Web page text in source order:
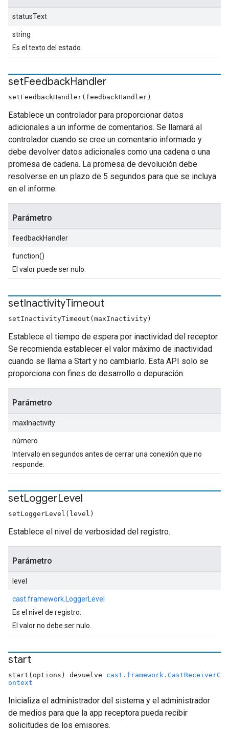
statusText
string
Es el texto del estado.
setFeedbackHandler
setFeedbackHandler(feedbackHandler)
Establece un controlador para proporcionar datos
adicionales a un informe de comentarios. Se llamará al
controlador cuando se cree un comentario informado y
debe devolver datos adicionales como una cadena o una
promesa de cadena. La promesa de devolución debe
resolverse en un plazo de 5 segundos para que se incluya
en el informe.
Parámetro
feedbackHandler
function()
El valor puede ser nulo.
setInactivityTimeout
setInactivityTimeout(maxInactivity)
Establece el tiempo de espera por inactividad del receptor.
Se recomienda establecer el valor máximo de inactividad
cuando se llama a Start y no cambiarlo. Esta API solo se
proporciona con fines de desarrollo o depuración.
Parámetro
maxInactivity
número
Intervalo en segundos antes de cerrar una conexión que no
responde.
setLoggerLevel
setLoggerLevel(level)
Establece el nivel de verbosidad del registro.
Parámetro
level
cast.framework.LoggerLevel
Es el nivel de registro.
El valor no debe ser nulo.
start
start(options) devuelve cast.framework.CastReceiverC
ontext
Inicializa el administrador del sistema y el administrador
de medios para que la app receptora pueda recibir
solicitudes de los emisores.